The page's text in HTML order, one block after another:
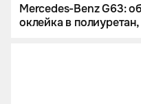
Mercedes-Benz G63:
оклейка в